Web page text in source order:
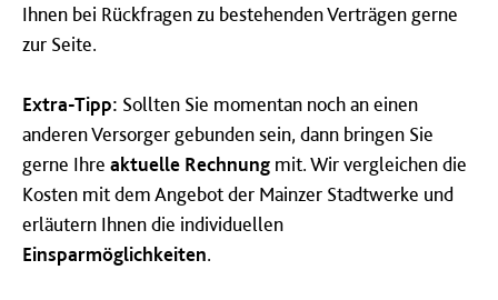
Ihnen bei Rückfragen zu bestehenden Verträgen gerne
zur Seite.
Extra-Tipp: Sollten Sie momentan noch an einen
anderen Versorger gebunden sein, dann bringen Sie
gerne Ihre aktuelle Rechnung mit. Wir vergleichen die
Kosten mit dem Angebot der Mainzer Stadtwerke und
erläutern Ihnen die individuellen
Einsparmöglichkeiten.